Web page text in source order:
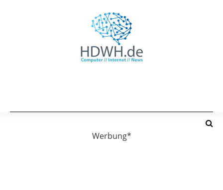
Werbung*